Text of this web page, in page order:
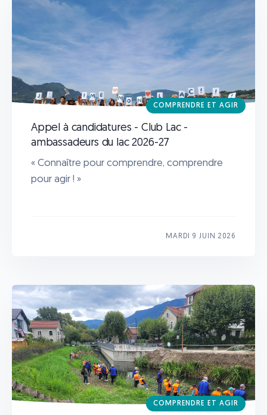
COMPRENDRE ET AGIR
Appel à candidatures - Club Lac -
ambassadeurs du lac 2026-27
« Connaître pour comprendre, comprendre
pour agir ! »
MARDI 9 JUIN 2026
COMPRENDRE ET AGIR